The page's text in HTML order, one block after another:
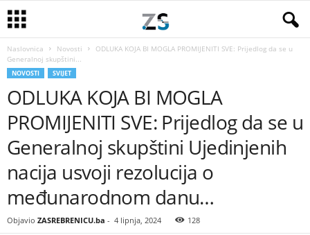
Naslovnica Novosti
ODLUKA KOJA BI MOGLA PROMIJENITI SVE: Prijedlog da se u
Generalnoj skupštini...
NOVOSTI SVIJET
ODLUKA KOJA BI MOGLA
PROMIJENITI SVE: Prijedlog da se u
Generalnoj skupštini Ujedinjenih
nacija usvoji rezolucija o
međunarodnom danu…
Objavio ZASREBRENICU.ba - 4 lipnja, 2024 128